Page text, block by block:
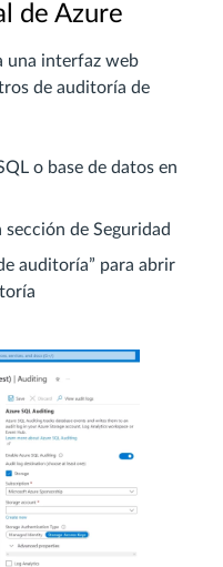
de Azure
una interfaz web
de auditoría de
o base de datos en
de Seguridad
auditoría” para abrir